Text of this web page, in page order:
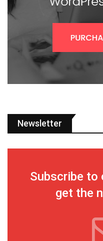
Newsletter
Subscribe to
get the